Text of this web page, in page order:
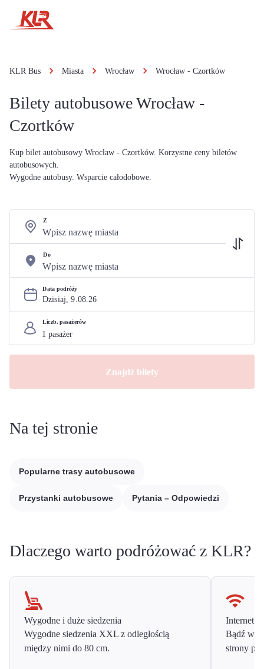
KLR Bus Miasta Wrocław Wrocław - Czortków
Bilety autobusowe Wrocław -
Czortków
Kup bilet autobusowy Wrocław - Czortków. Korzystne ceny biletów
autobusowych.
Wygodne autobusy. Wsparcie całodobowe.
Z
Do
Data podróży
Dzisiaj, 9.08.26
Liczb. pasażerów
Znajdź bilety
Na tej stronie
Popularne trasy autobusowe
Przystanki autobusowe Pytania – Odpowiedzi
Dlaczego warto podróżować z KLR?
Wygodne i duże siedzenia
Wygodne siedzenia XXL z odległością
między nimi do 80 cm.
Internet
Bądź w
strony